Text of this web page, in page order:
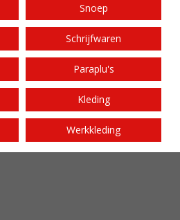
Snoep
Schrijfwaren
Paraplu's
Kleding
Werkkleding